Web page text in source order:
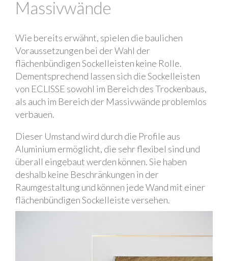
Massivwände
Wie bereits erwähnt, spielen die baulichen
Voraussetzungen bei der Wahl der
flächenbündigen Sockelleisten keine Rolle.
Dementsprechend lassen sich die Sockelleisten
von ECLISSE sowohl im Bereich des Trockenbaus,
als auch im Bereich der Massivwände problemlos
verbauen.
Dieser Umstand wird durch die Profile aus
Aluminium ermöglicht, die sehr flexibel sind und
überall eingebaut werden können. Sie haben
deshalb keine Beschränkungen in der
Raumgestaltung und können jede Wand mit einer
flächenbündigen Sockelleiste versehen.